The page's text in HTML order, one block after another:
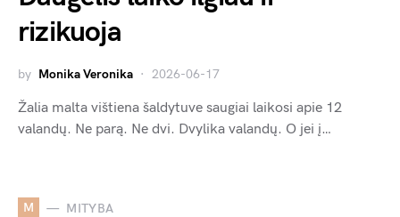
rizikuoja
by Monika Veronika 2026-06-17
Žalia malta vištiena šaldytuve saugiai laikosi apie 12
valandų. Ne parą. Ne dvi. Dvylika valandų. O jei į…
M MITYBA